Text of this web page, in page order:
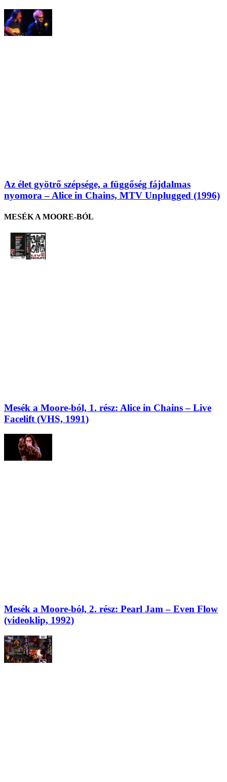
Az élet gyötrő szépsége, a függőség fájdalmas
nyomora – Alice in Chains, MTV Unplugged (1996)
MESÉK A MOORE-BÓL
Mesék a Moore-ból, 1. rész: Alice in Chains – Live
Facelift (VHS, 1991)
Mesék a Moore-ból, 2. rész: Pearl Jam – Even Flow
(videoklip, 1992)